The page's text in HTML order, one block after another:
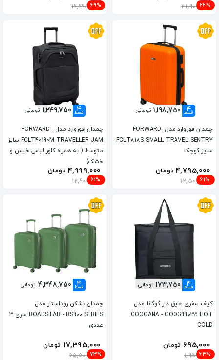
21,900,000
66%
19,995,000
69%
4
قسط 1,198,750 تومانی
چمدان فوروارد مدل FORWARD-
FCLT818S SMALL TRAVEL SENTRY
سایز کوچک
4,795,000 تومان
12,500,000
61%
4
قسط 1,249,750 تومانی
چمدان فوروارد مدل FORWARD -
FCLT40190M TRAVELLER JAM سایز
متوسط ( به همراه کاور لباس خیس و
خشک)
4,999,000 تومان
12,900,000
61%
4
قسط 173,750 تومانی
کیف سفری عایق دار گوگانا مدل
GOOGANA - GOOG99035 HOT
COLD
695,000 تومان
1,959,000
64%
4
قسط 4,348,750 تومانی
چمدان نشکن روداستار مدل
ROADSTAR - RS900 SERIES سری 3
عددی
17,395,000 تومان
65,500,000
73%